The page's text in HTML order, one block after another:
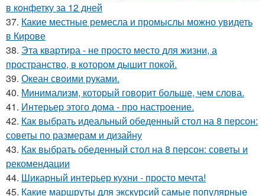
в конфетку за 12 дней
37. Какие местные ремесла и промыслы можно увидеть
в Кирове
38. Эта квартира - не просто место для жизни, а
пространство, в котором дышит покой.
39. Океан своими руками.
40. Минимализм, который говорит больше, чем слова.
41. Интерьер этого дома - про настроение.
42. Как выбрать идеальный обеденный стол на 8 персон:
советы по размерам и дизайну
43. Как выбрать обеденный стол на 8 персон: советы и
рекомендации
44. Шикарный интерьер кухни - просто мечта!
45. Какие маршруты для экскурсий самые популярные